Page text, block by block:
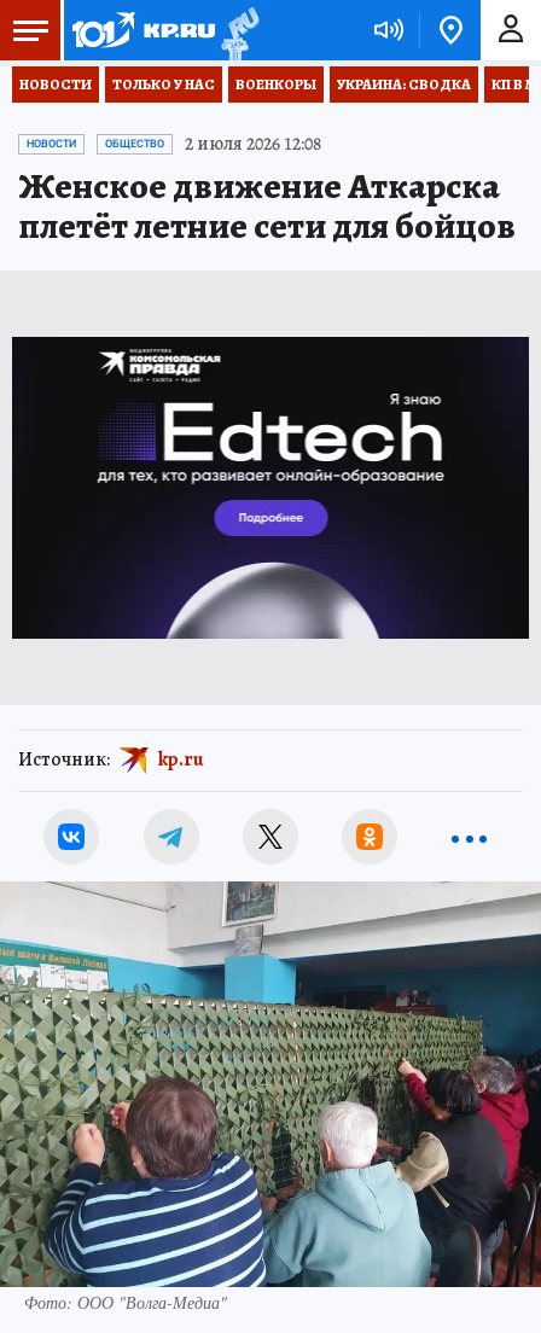
НОВОСТИ ТОЛЬКО У НАС ВОЕНКОРЫ УКРАИНА: СВОДКА КП В
НОВОСТИ ОБЩЕСТВО 2 июля 2026 12:08
Женское движение Аткарска
плетёт летние сети для бойцов
Источник: kp.ru
Фото: ООО "Волга-Медиа"